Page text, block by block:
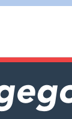
X Fermer
(sera inclus